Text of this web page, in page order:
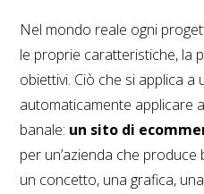
Nel mondo reale ogni
le proprie caratteristiche, la
obiettivi. Ciò che si applica a
automaticamente applicare
banale: un sito di
per un’azienda che
un concetto, una grafica,